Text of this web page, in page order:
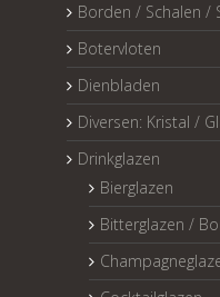
Borden / Schalen /
Botervloten
Dienbladen
Diversen: Kristal /
Drinkglazen
Bierglazen
Bitterglazen /